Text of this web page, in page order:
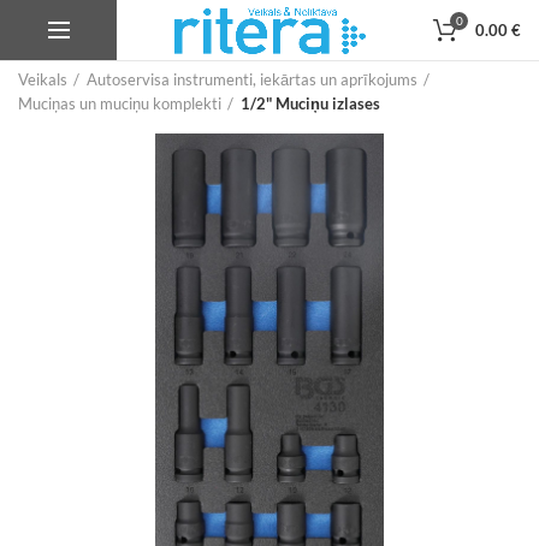
0 0.00€
Veikals
Autoservisa instrumenti, iekārtas un aprīkojums
Muciņas un muciņu komplekti
1/2" Muciņu izlases